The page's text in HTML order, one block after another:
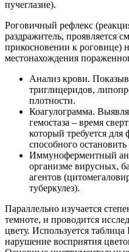
пучеглазие).
Роговичный рефлекс
раздражитель, проявляется
прикосновении к роговице)
местонахождения
Анализ крови.
триглицеридов,
плотности.
Коагулограмма.
гемостаза – время
который требуется для
способного
Иммуноферментный
организме вирусных,
агентов
туберкулез).
Параллельно изучается
темноте, и проводится
цвету. Используется
нарушение восприятия